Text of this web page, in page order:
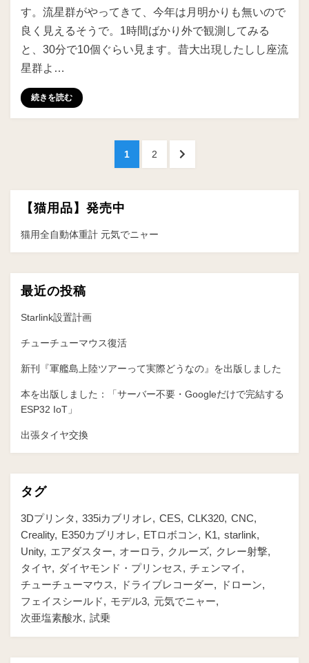
す。流星群がやってきて、今年は月明かりも無いので
良く見えるそうで。1時間ばかり外で観測してみる
と、30分で10個ぐらい見ます。昔大出現したしし座流
星群よ…
続きを読む
の
ー
送
り
ペ
ー
1
ペ
ー
2
次
の
【猫用品】発売中
猫用全自動体重計 元気でニャー
最近の投稿
Starlink設置計画
チューチューマウス復活
新刊『軍艦島上陸ツアーって実際どうなの』を出版しました
本を出版しました：「サーバー不要・Googleだけで完結する
ESP32 IoT」
出張タイヤ交換
タグ
3Dプリンタ 335iカブリオレ CES CLK320 CNC
Creality
E350カブリオレ ETロボコン K1
starlink
Unity
エアダスター オーロラ クルーズ
クレー射撃
タイヤ
ダイヤモンド・プリンセス
チェンマイ
チューチューマウス
ドライブレコーダー
ドローン
フェイスシールド
モデル3
元気でニャー
次亜塩素酸水
試乗